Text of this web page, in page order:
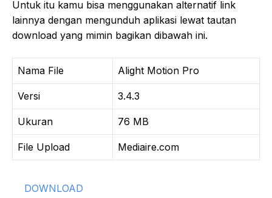
Untuk itu kamu bisa menggunakan alternatif link
lainnya dengan mengunduh aplikasi lewat tautan
download yang mimin bagikan dibawah ini.
Nama File Alight Motion Pro
Versi 3.4.3
Ukuran 76 MB
File Upload Mediaire.com
DOWNLOAD